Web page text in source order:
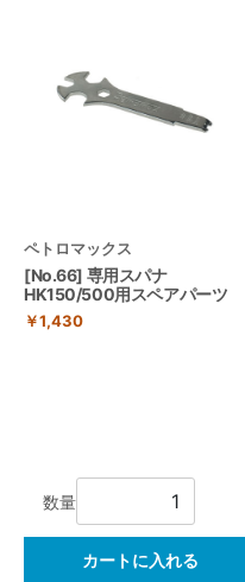
ペトロマックス
[No.66] 専用スパナ
HK150/500用スペアパーツ
￥1,430
数量
カートに入れる